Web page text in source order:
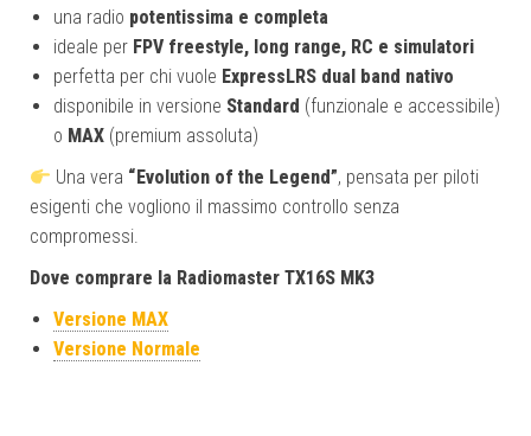
una radio potentissima e completa
ideale per FPV freestyle, long range, RC e simulatori
perfetta per chi vuole ExpressLRS dual band nativo
disponibile in versione Standard (funzionale e accessibile)
o MAX (premium assoluta)
Una vera “Evolution of the Legend”, pensata per piloti
esigenti che vogliono il massimo controllo senza
compromessi.
Dove comprare la Radiomaster TX16S MK3
Versione MAX
Versione Normale